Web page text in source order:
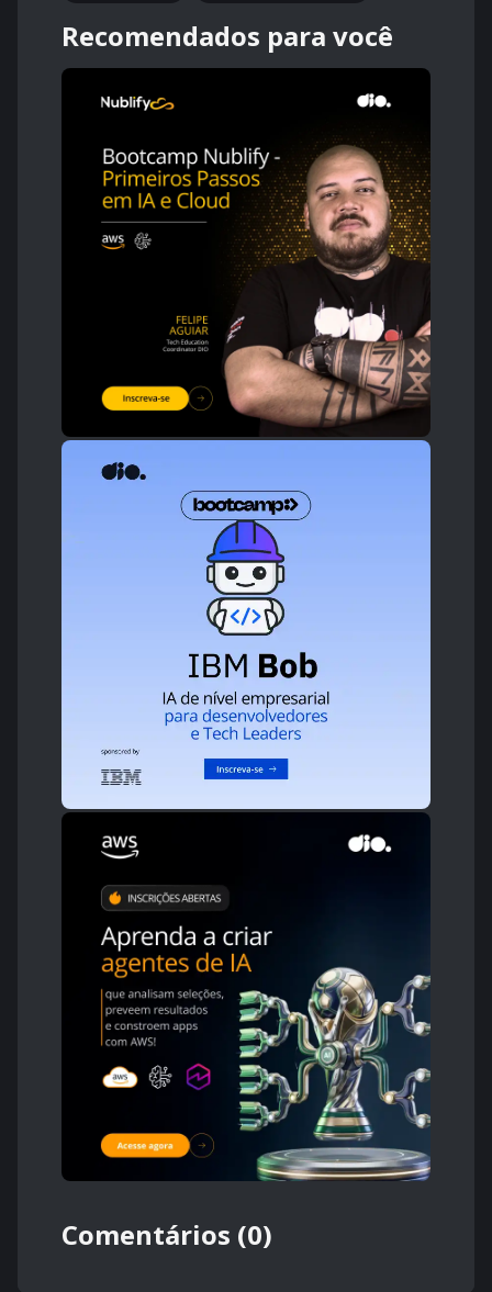
Recomendados para você
Comentários (0)